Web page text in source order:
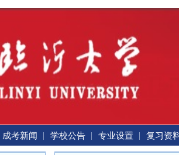
成考新闻 学校公告 专业设置 复习资